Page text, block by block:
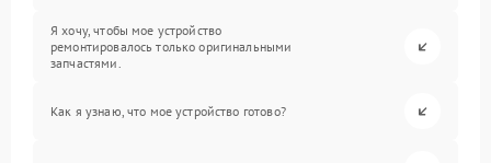
Я хочу, чтобы мое устройство
ремонтировалось только оригинальными
запчастями.
Как я узнаю, что мое устройство готово?